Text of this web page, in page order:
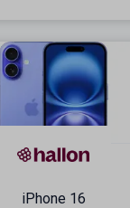
iPhone 16